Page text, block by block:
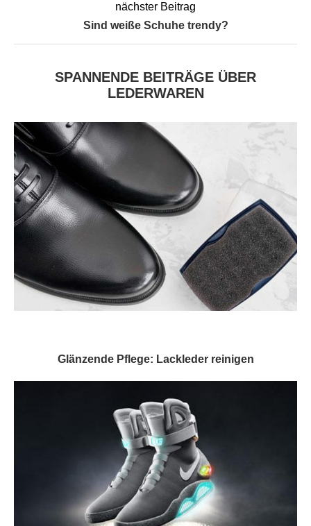
nächster Beitrag
Sind weiße Schuhe trendy?
SPANNENDE BEITRÄGE ÜBER
LEDERWAREN
Glänzende Pflege: Lackleder reinigen